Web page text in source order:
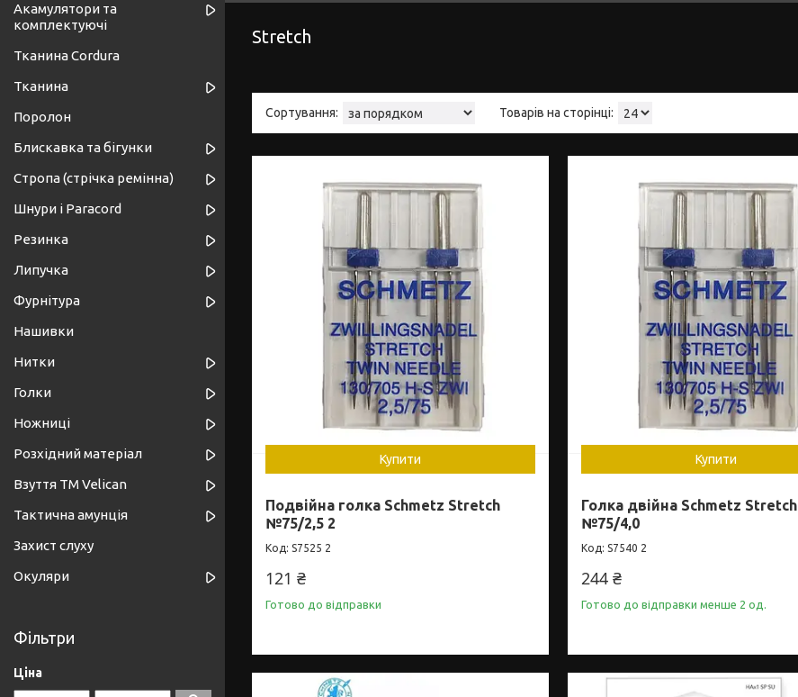
Stretch
Купити
Подвійна голка Schmetz Stretch
№75/2,5 2
S7525 2
121 ₴
Готово до відправки
Купити
Голка двійна Schmetz Stretch
№75/4,0
S7540 2
244 ₴
Готово до відправки менше 2 од.
Акамулятори та
комплектуючі
Тканина Cordura
Тканина
Поролон
Блискавка та бігунки
Стропа (стрічка ремінна)
Шнури і Paracord
Резинка
Липучка
Фурнітура
Нашивки
Нитки
Голки
Ножниці
Розхідний матеріал
Взуття ТМ Velican
Тактична амунція
Захист слуху
Окуляри
Фільтри
Ціна